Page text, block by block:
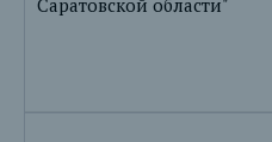
Саратовской области"